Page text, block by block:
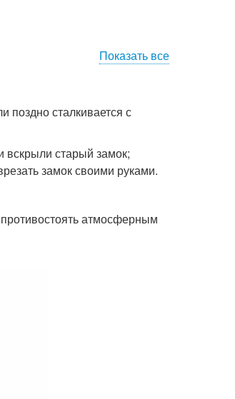
Показать все
поздно сталкивается с
старый замок;
замок своими руками.
атмосферным